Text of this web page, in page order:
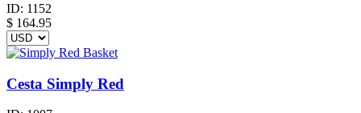
ID: 1152
$ 164.95
Cesta Simply Red